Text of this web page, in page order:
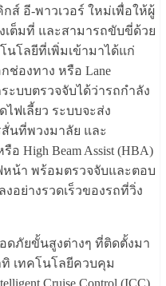
กส์ อี-พาวเวอร์ ใหม่เพื่อให้ผู้
เต็มที่ และสามารถขับขี่ด้วย
นโลยีที่เพิ่มเข้ามาได้แก่
ช่องทาง หรือ Lane
ระบบตรวจจับได้ว่ารถกำลัง
ไฟเลี้ยว ระบบจะส่ง
นที่พวงมาลัย และ
High Beam Assist (HBA)
หน้า พร้อมตรวจจับและตอบ
อย่างรวดเร็วของรถที่วิ่ง
ดภัยขั้นสูงต่างๆ ที่ติดตั้งมา
เทคโนโลยีควบคุม